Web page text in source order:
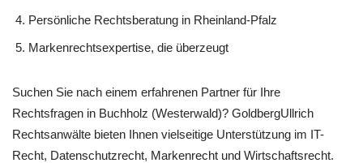
Persönliche Rechtsberatung in Rheinland-Pfalz
Markenrechtsexpertise, die überzeugt
Suchen Sie nach einem erfahrenen Partner für Ihre
Rechtsfragen in Buchholz (Westerwald)? GoldbergUllrich
Rechtsanwälte bieten Ihnen vielseitige Unterstützung im IT-
Recht, Datenschutzrecht, Markenrecht und Wirtschaftsrecht.